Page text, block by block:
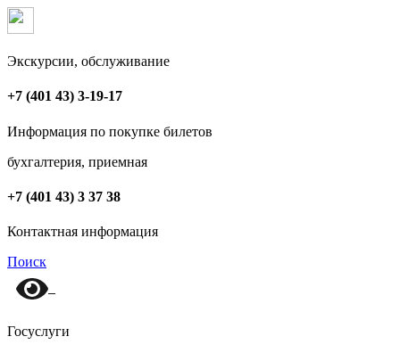
Экскурсии, обслуживание
+7 (401 43) 3-19-17
Информация по покупке билетов
бухгалтерия, приемная
+7 (401 43) 3 37 38
Контактная информация
Поиск
Госуслуги